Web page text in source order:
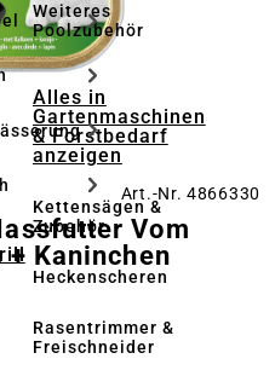
Weiteres
Poolzubehör
Alles in
Gartenmaschinen
& Forstbedarf
anzeigen
Kettensägen &
Zubehör
Heckenscheren
Rasentrimmer &
Freischneider
Art.-Nr. 4866330
Vom
+ Kaninchen